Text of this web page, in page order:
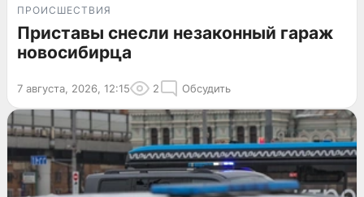
ПРОИСШЕСТВИЯ
Приставы снесли незаконный гараж
новосибирца
7 августа, 2026, 12:15 2 Обсудить